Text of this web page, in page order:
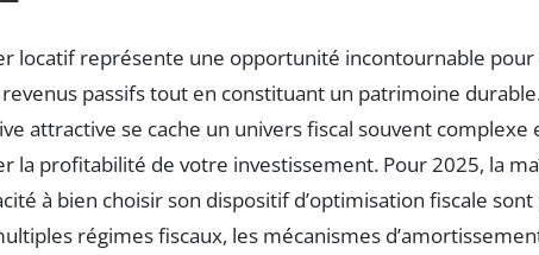
locatif représente une opportunité incontournable
passifs tout en constituant un patrimoine
attractive se cache un univers fiscal souvent complexe
la profitabilité de votre investissement. Pour 2025, la
à bien choisir son dispositif d’optimisation fiscale
régimes fiscaux, les mécanismes